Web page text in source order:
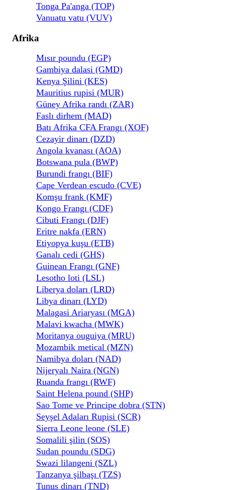
Tonga Pa'anga (TOP)
Vanuatu vatu (VUV)
Afrika
Mısır poundu (EGP)
Gambiya dalasi (GMD)
Kenya Şilini (KES)
Mauritius rupisi (MUR)
Güney Afrika randı (ZAR)
Faslı dirhem (MAD)
Batı Afrika CFA Frangı (XOF)
Cezayir dinarı (DZD)
Angola kvanası (AOA)
Botswana pula (BWP)
Burundi frangı (BIF)
Cape Verdean escudo (CVE)
Komşu frank (KMF)
Kongo Frangı (CDF)
Cibuti Frangı (DJF)
Eritre nakfa (ERN)
Etiyopya kuşu (ETB)
Ganalı cedi (GHS)
Guinean Frangı (GNF)
Lesotho loti (LSL)
Liberya doları (LRD)
Libya dinarı (LYD)
Malagasi Ariaryası (MGA)
Malavi kwacha (MWK)
Moritanya ouguiya (MRU)
Mozambik metical (MZN)
Namibya doları (NAD)
Nijeryalı Naira (NGN)
Ruanda frangı (RWF)
Saint Helena pound (SHP)
Sao Tome ve Principe dobra (STN)
Seyşel Adaları Rupisi (SCR)
Sierra Leone leone (SLE)
Somalili şilin (SOS)
Sudan poundu (SDG)
Swazi lilangeni (SZL)
Tanzanya şilbaşı (TZS)
Tunus dinarı (TND)